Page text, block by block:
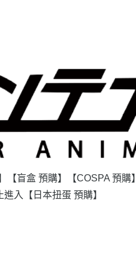
【盲盒 預購】 【COSPA 預購】
進入 【日本扭蛋 預購】